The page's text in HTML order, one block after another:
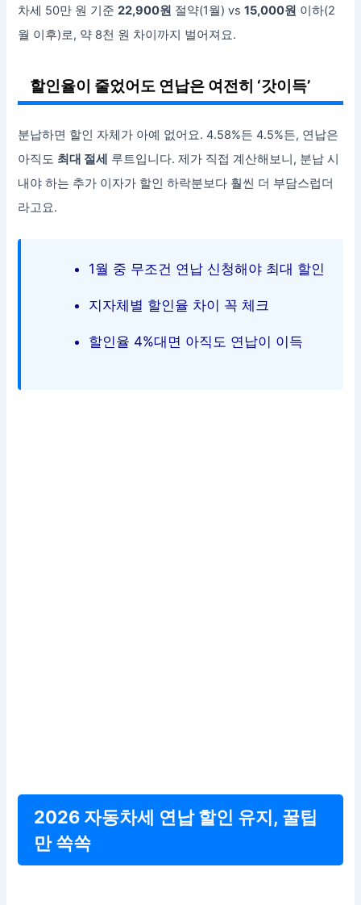
차세 50만 원 기준22,900원 절약(1월) vs15,000원 이하(2
월 이후)로, 약 8천 원 차이까지 벌어져요.
할인율이 줄었어도 연납은 여전히 ‘갓이득’
분납하면 할인 자체가 아예 없어요. 4.58%든 4.5%든, 연납은
아직도 최대 절세
루트입니다. 제가 직접 계산해보니, 분납 시
내야 하는 추가 이자가 할인 하락분보다 훨씬 더 부담스럽더
라고요.
1월 중 무조건 연납 신청해야 최대 할인
지자체별 할인율 차이 꼭 체크
할인율 4%대면 아직도 연납이 이득
2026 자동차세 연납 할인 유지, 꿀팁
만 쏙쏙